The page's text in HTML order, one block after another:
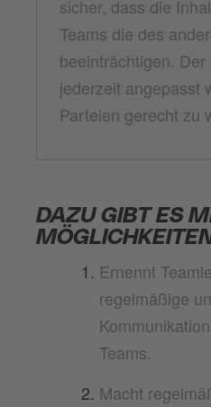
sicher, dass die
Teams die des
beeinträchtigen.
jederzeit angepasst
Parteien gerecht zu
DAZU GIBT ES
Ernennt
regelmäßige
Teams.
Macht